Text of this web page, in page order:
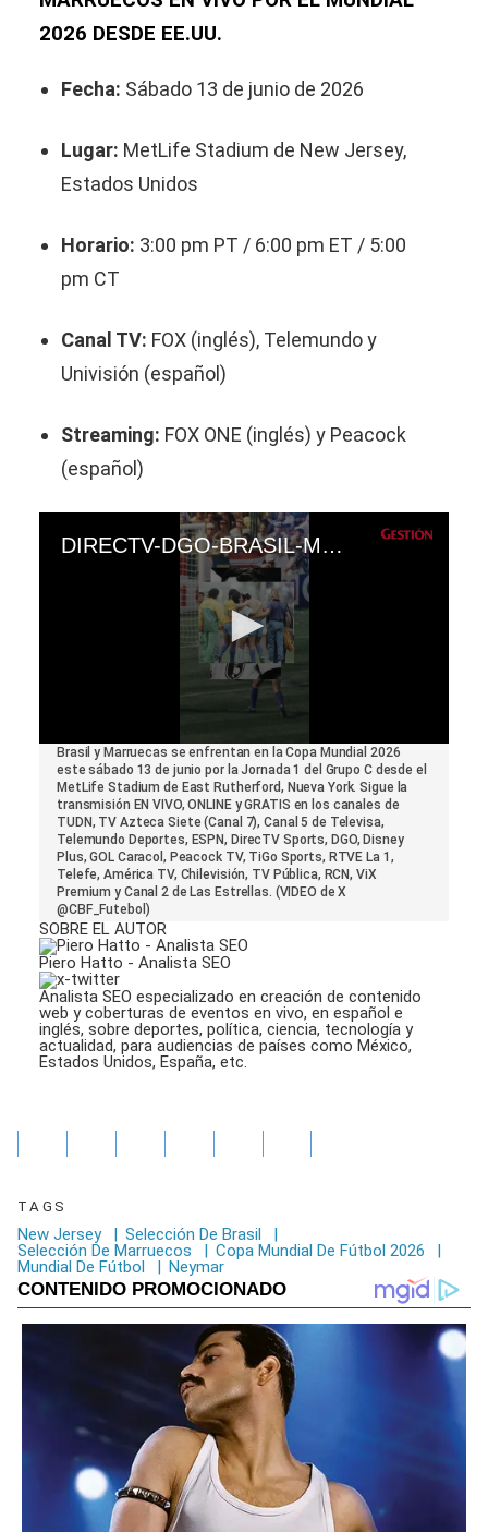
2026 DESDE EE.UU.
Fecha: Sábado 13 de junio de 2026
Lugar: MetLife Stadium de New Jersey,
Estados Unidos
Horario: 3:00 pm PT / 6:00 pm ET / 5:00
pm CT
Canal TV: FOX (inglés), Telemundo y
Univisión (español)
Streaming: FOX ONE (inglés) y Peacock
(español)
DIRECTV-DGO-BRASIL-MARRUECOS-AMERICA-TV-CANAL-5-CARACOL
seconds
seconds
Brasil y Marruecas se enfrentan en la Copa Mundial 2026
este sábado 13 de junio por la Jornada 1 del Grupo C desde el
MetLife Stadium de East Rutherford, Nueva York. Sigue la
transmisión EN VIVO, ONLINE y GRATIS en los canales de
TUDN, TV Azteca Siete (Canal 7), Canal 5 de Televisa,
Telemundo Deportes, ESPN, DirecTV Sports, DGO, Disney
Plus, GOL Caracol, Peacock TV, TiGo Sports, RTVE La 1,
Telefe, América TV, Chilevisión, TV Pública, RCN, ViX
Premium y Canal 2 de Las Estrellas. (VIDEO de X
@CBF_Futebol)
SOBRE EL AUTOR
Piero Hatto - Analista SEO
Analista SEO especializado en creación de contenido
web y coberturas de eventos en vivo, en español e
inglés, sobre deportes, política, ciencia, tecnología y
actualidad, para audiencias de países como México,
Estados Unidos, España, etc.
TAGS
New Jersey | Selección De Brasil
|
Selección De Marruecos
| Copa Mundial De Fútbol 2026
|
Mundial De Fútbol
| Neymar